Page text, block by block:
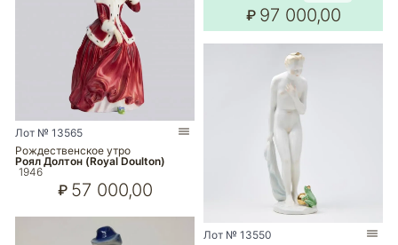
Лот № 13565
Рождественское утро
Роял Долтон (Royal Doulton)
1946
₽ 57 000,00
₽ 97 000,00
Лот № 13550